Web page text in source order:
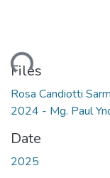
Files
Rosa Candiotti
2024 - Mg. Paul
Date
2025